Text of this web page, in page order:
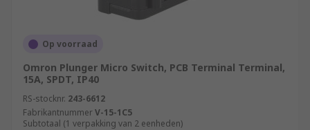
Op voorraad
Omron Plunger Micro Switch, PCB Terminal Terminal,
15A, SPDT, IP40
RS-stocknr. 243-6612
FabrikantnummerV-15-1C5
Subtotaal (1 verpakking van 2 eenheden)